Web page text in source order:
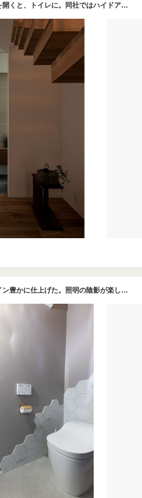
壁と一体化したハイドアの引き戸を開くと、トイレに。同社ではハイドアやハイサッシを使い、ムダな線をなくしてシンプルな建築美を叶えてくれる。トイレ内は外壁用のタイルで上品に仕上げた。ちらっと見えても絵になる空間
トイレもグレーを基調としてデザイン豊かに仕上げた。照明の陰影が楽しめるように壁側にペンダントライトをぶら下げたのもこだわりの一つ